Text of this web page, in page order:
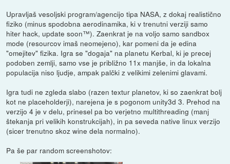
Upravljaš vesoljski program/agencijo tipa NASA, z dokaj realistično
fiziko (minus spodobna aerodinamika, ki v trenutni verziji samo
hiter hack, update soon™). Zaenkrat je na voljo samo sandbox
mode (resourcov imaš neomejeno), kar pomeni da je edina
"omejitev" fizika. Igra se "dogaja" na planetu Kerbal, ki je precej
podoben zemlji, samo vse je približno 11x manjše, in da lokalna
populacija niso ljudje, ampak palčki z velikimi zelenimi glavami.
Igra tudi ne zgleda slabo (razen textur planetov, ki so zaenkrat bolj
kot ne placeholderji), narejena je s pogonom unity3d 3. Prehod na
verzijo 4 je v delu, prinesel pa bo verjetno multithreading (manj
štekanja pri velikih konstrukcijah), in pa seveda native linux verzijo
(sicer trenutno skoz wine dela normalno).
Pa še par random screenshotov: